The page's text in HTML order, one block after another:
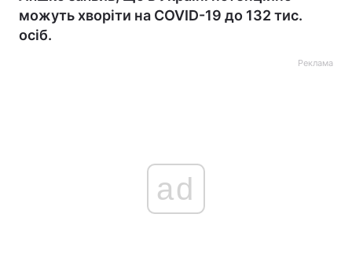
можуть хворіти на COVID-19 до 132 тис.
осіб.
Реклама
ad